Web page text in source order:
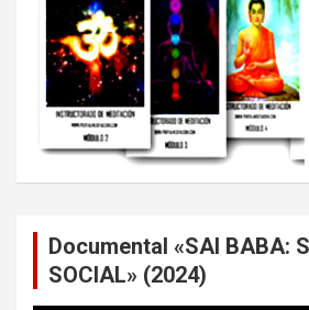
Documental «SAI BABA:
SOCIAL» (2024)